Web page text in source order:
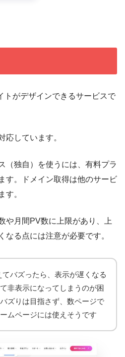
トがデザインできるサービスで
応しています。
（独自）を使うには、有料プラ
す。ドメイン取得は他のサービ
す。
や月間PV数に上限があり、上
なる点には注意が必要です。
てバズったら、表示が遅くなる
非表示になってしまうのが困
ズりは目指さず、数ページで
ムページには使えそうです